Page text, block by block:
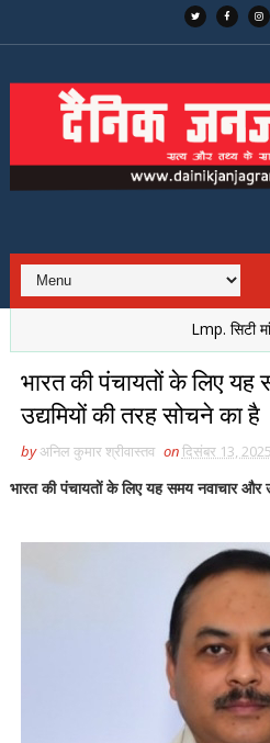
Lmp. सिटी
भारत की पंचायतों के लिए
उद्यमियों की तरह सोचने का है
byअनिल कुमार श्रीवास्तव onदिसंबर 13, 2025
भारत की पंचायतों के लिए यह समय नवाचार और